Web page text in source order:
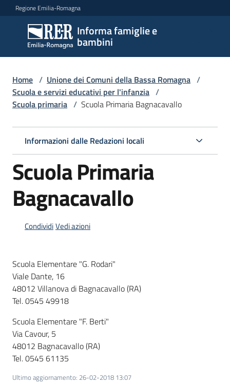
Vai al contenuto
Vai alla navigazione
Vai al footer
Regione Emilia-Romagna
Informa famiglie e
bambini
Informa
famiglie
e
bambini
Centri
per
famiglie
Informazioni
locali
Newsletter
Home / Unione dei Comuni della Bassa Romagna /
Scuola e servizi educativi per l'infanzia /
Scuola primaria / Scuola Primaria Bagnacavallo
Informazioni dalle Redazioni locali
Scuola Primaria
Bagnacavallo
CondividiVedi azioni
Scuola Elementare "G. Rodari"
Viale Dante, 16
48012 Villanova di Bagnacavallo (RA)
Tel. 0545 49918
Scuola Elementare "F. Berti"
Via Cavour, 5
48012 Bagnacavallo (RA)
Tel. 0545 61135
Ultimo aggiornamento: 26-02-2018 13:07